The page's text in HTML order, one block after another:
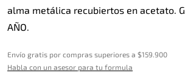
alma metálica recubiertos en acetato.
AÑO.
Envío gratis por compras superiores a $159.900
Habla con un asesor para tu formula